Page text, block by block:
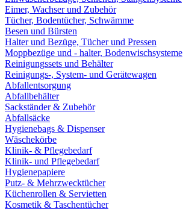
Eimer, Wachser und Zubehör
Tücher, Bodentücher, Schwämme
Besen und Bürsten
Halter und Bezüge, Tücher und Pressen
Moppbezüge und - halter, Bodenwischsysteme
Reinigungssets und Behälter
Reinigungs-, System- und Gerätewagen
Abfallentsorgung
Abfallbehälter
Sackständer & Zubehör
Abfallsäcke
Hygienebags & Dispenser
Wäschekörbe
Klinik- & Pflegebedarf
Klinik- und Pflegebedarf
Hygienepapiere
Putz- & Mehrzwecktücher
Küchenrollen & Servietten
Kosmetik & Taschentücher